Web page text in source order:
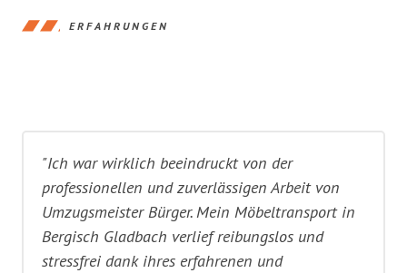
ERFAHRUNGEN
"Ich war wirklich beeindruckt von der
professionellen und zuverlässigen Arbeit von
Umzugsmeister Bürger. Mein Möbeltransport in
Bergisch Gladbach verlief reibungslos und
stressfrei dank ihres erfahrenen und